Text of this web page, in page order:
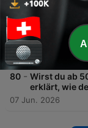
81 - Früh
leben? Die
Planung
21 Jun. 2026
80 - Wirst du ab
erklärt, wie
07 Jun. 2026